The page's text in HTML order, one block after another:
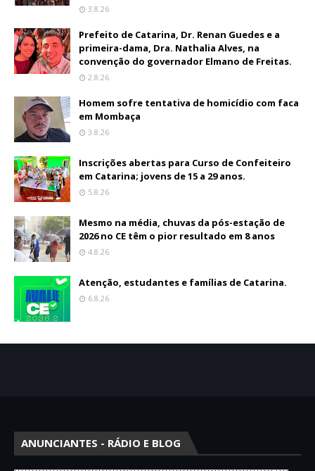
3.8.26
Prefeito de Catarina, Dr. Renan Guedes e a
primeira-dama, Dra. Nathalia Alves, na
convenção do governador Elmano de Freitas.
2.8.26
Homem sofre tentativa de homicídio com faca
em Mombaça
3.8.26
Inscrições abertas para Curso de Confeiteiro
em Catarina; jovens de 15 a 29 anos.
5.8.26
Mesmo na média, chuvas da pós-estação de
2026 no CE têm o pior resultado em 8 anos
4.8.26
Atenção, estudantes e famílias de Catarina.
6.8.26
ANUNCIANTES - RÁDIO E BLOG